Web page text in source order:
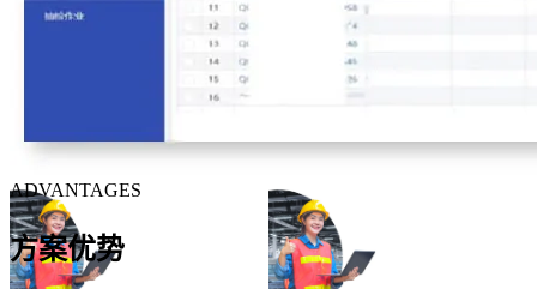
ADVANTAGES
方案优势